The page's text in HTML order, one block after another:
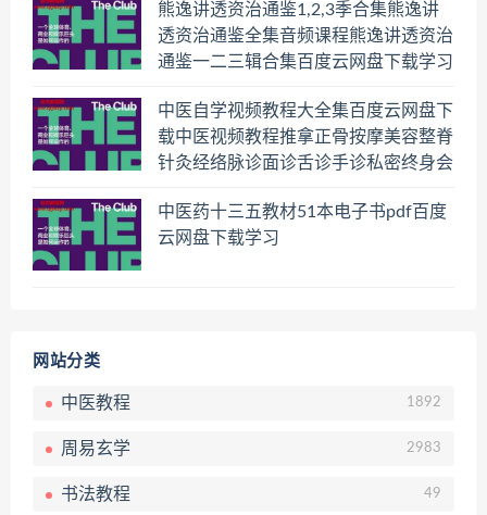
熊逸讲透资治通鉴1,2,3季合集熊逸讲
透资治通鉴全集音频课程熊逸讲透资治
通鉴一二三辑合集百度云网盘下载学习
中医自学视频教程大全集百度云网盘下
载中医视频教程推拿正骨按摩美容整脊
针灸经络脉诊面诊舌诊手诊私密终身会
中医药十三五教材51本电子书pdf百度
云网盘下载学习
网站分类
中医教程 1892
周易玄学 2983
书法教程 49